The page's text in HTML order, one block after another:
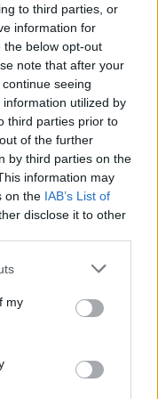
to third parties, or
information for
the below opt-out
note that after your
seeing
utilized by
third parties prior to
of the further
by third parties on the
information may
on the IAB’s List of
disclose it to other
one or more Google
You may click to
third-party tags to
in below Google
my
email
το Σάββατο6
Studio, θα
Κυριακής 7
A2Z The Fitness
θα βρεθεί στο